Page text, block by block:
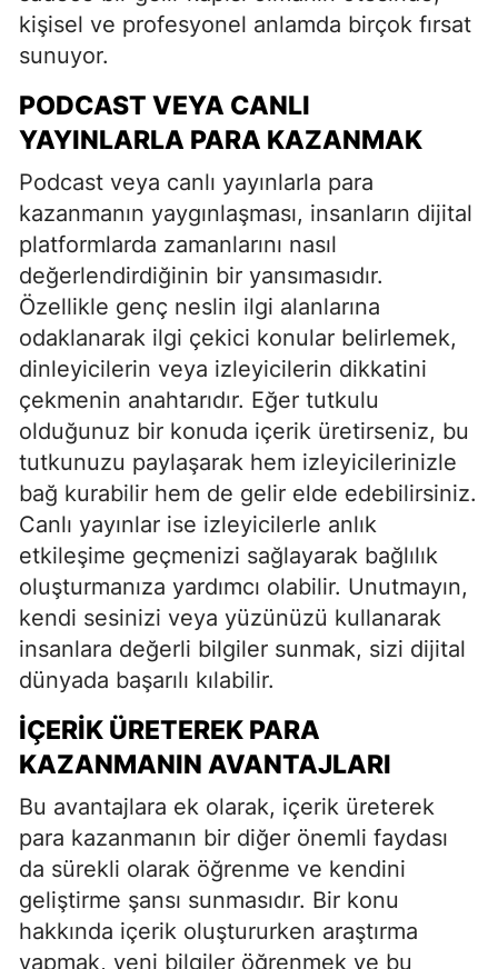
kişisel ve profesyonel anlamda birçok fırsat
sunuyor.
PODCAST VEYA CANLI
YAYINLARLA PARA KAZANMAK
Podcast veya canlı yayınlarla para
kazanmanın yaygınlaşması, insanların dijital
platformlarda zamanlarını nasıl
değerlendirdiğinin bir yansımasıdır.
Özellikle genç neslin ilgi alanlarına
odaklanarak ilgi çekici konular belirlemek,
dinleyicilerin veya izleyicilerin dikkatini
çekmenin anahtarıdır. Eğer tutkulu
olduğunuz bir konuda içerik üretirseniz, bu
tutkunuzu paylaşarak hem izleyicilerinizle
bağ kurabilir hem de gelir elde edebilirsiniz.
Canlı yayınlar ise izleyicilerle anlık
etkileşime geçmenizi sağlayarak bağlılık
oluşturmanıza yardımcı olabilir. Unutmayın,
kendi sesinizi veya yüzünüzü kullanarak
insanlara değerli bilgiler sunmak, sizi dijital
dünyada başarılı kılabilir.
İÇERIK ÜRETEREK PARA
KAZANMANIN AVANTAJLARI
Bu avantajlara ek olarak, içerik üreterek
para kazanmanın bir diğer önemli faydası
da sürekli olarak öğrenme ve kendini
geliştirme şansı sunmasıdır. Bir konu
hakkında içerik oluştururken araştırma
yapmak, yeni bilgiler öğrenmek ve bu